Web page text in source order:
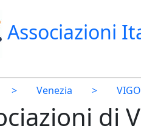
Associazioni
> Venezia >
di